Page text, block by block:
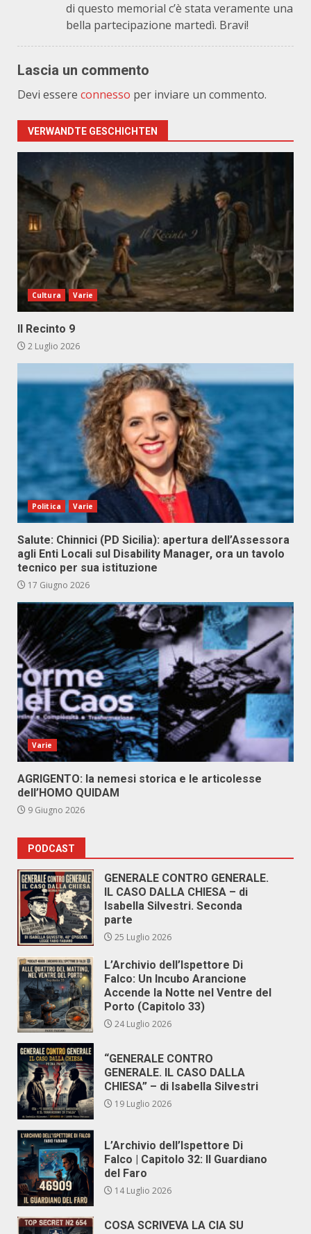
di questo memorial c’è stata veramente una
bella partecipazione martedì. Bravi!
Lascia un commento
Devi essere connesso per inviare un commento.
VERWANDTE GESCHICHTEN
Cultura Varie
Il Recinto 9
2 Luglio 2026
Politica Varie
Salute: Chinnici (PD Sicilia): apertura dell’Assessora
agli Enti Locali sul Disability Manager, ora un tavolo
tecnico per sua istituzione
17 Giugno 2026
Varie
AGRIGENTO: la nemesi storica e le articolesse
dell’HOMO QUIDAM
9 Giugno 2026
PODCAST
GENERALE CONTRO GENERALE.
IL CASO DALLA CHIESA – di
Isabella Silvestri. Seconda
parte
25 Luglio 2026
L’Archivio dell’Ispettore Di
Falco: Un Incubo Arancione
Accende la Notte nel Ventre del
Porto (Capitolo 33)
24 Luglio 2026
“GENERALE CONTRO
GENERALE. IL CASO DALLA
CHIESA” – di Isabella Silvestri
19 Luglio 2026
L’Archivio dell’Ispettore Di
Falco | Capitolo 32: Il Guardiano
del Faro
14 Luglio 2026
COSA SCRIVEVA LA CIA SU